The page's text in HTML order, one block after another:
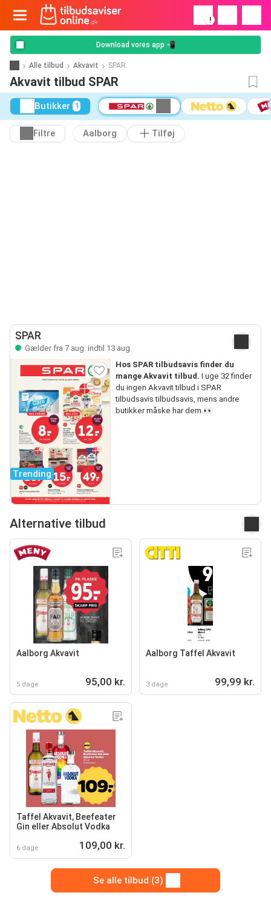
!
Download vores app 📲
Alle tilbud Akvavit SPAR
Akvavit tilbud SPAR
Butikker 1
Filtre Aalborg Tilføj
SPAR
Gælder fra 7 aug. indtil 13 aug.
Trending
Hos SPAR tilbudsavis finder du
mange Akvavit tilbud. I uge 32 finder
du ingen Akvavit tilbud i SPAR
tilbudsavis tilbudsavis, mens andre
butikker måske har dem.👀
Alternative tilbud
Aalborg Akvavit
5 dage 95,00 kr.
Aalborg Taffel Akvavit
3 dage 99,99 kr.
Taffel Akvavit, Beefeater
Gin eller Absolut Vodka
6 dage 109,00 kr.
Se alle tilbud (3)